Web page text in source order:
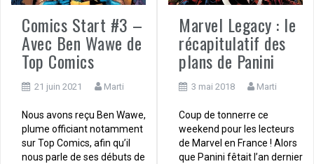
Comics Start #3 –
Avec Ben Wawe de
Top Comics
21 juin 2021 Marti
Nous avons reçu Ben Wawe,
plume officiant notamment
sur Top Comics, afin qu’il
nous parle de ses débuts de
Marvel Legacy : le
récapitulatif des
plans de Panini
3 mai 2018 Marti
Coup de tonnerre ce
weekend pour les lecteurs
de Marvel en France ! Alors
que Panini fêtait l’an dernier